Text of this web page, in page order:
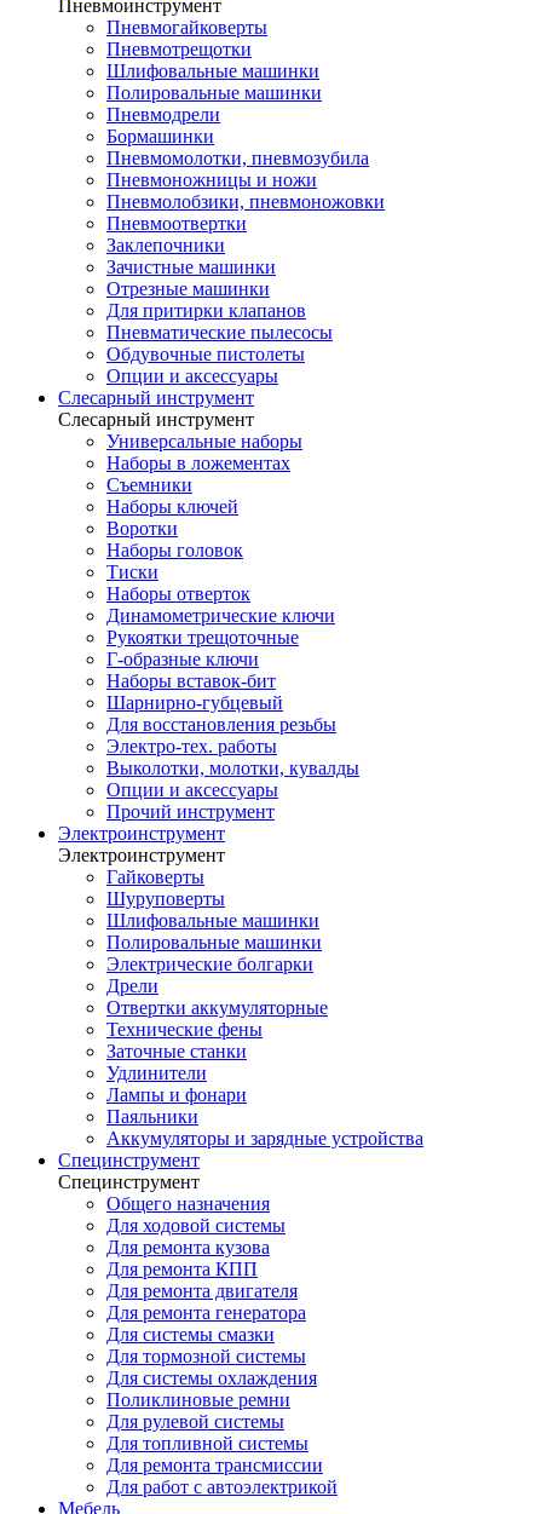
Пневмоинструмент
Пневмогайковерты
Пневмотрещотки
Шлифовальные машинки
Полировальные машинки
Пневмодрели
Бормашинки
Пневмомолотки, пневмозубила
Пневмоножницы и ножи
Пневмолобзики, пневмоножовки
Пневмоотвертки
Заклепочники
Зачистные машинки
Отрезные машинки
Для притирки клапанов
Пневматические пылесосы
Обдувочные пистолеты
Опции и аксессуары
Слесарный инструмент
Слесарный инструмент
Универсальные наборы
Наборы в ложементах
Съемники
Наборы ключей
Воротки
Наборы головок
Тиски
Наборы отверток
Динамометрические ключи
Рукоятки трещоточные
Г-образные ключи
Наборы вставок-бит
Шарнирно-губцевый
Для восстановления резьбы
Электро-тех. работы
Выколотки, молотки, кувалды
Опции и аксессуары
Прочий инструмент
Электроинструмент
Электроинструмент
Гайковерты
Шуруповерты
Шлифовальные машинки
Полировальные машинки
Электрические болгарки
Дрели
Отвертки аккумуляторные
Технические фены
Заточные станки
Удлинители
Лампы и фонари
Паяльники
Аккумуляторы и зарядные устройства
Специнструмент
Специнструмент
Общего назначения
Для ходовой системы
Для ремонта кузова
Для ремонта КПП
Для ремонта двигателя
Для ремонта генератора
Для системы смазки
Для тормозной системы
Для системы охлаждения
Поликлиновые ремни
Для рулевой системы
Для топливной системы
Для ремонта трансмиссии
Для работ с автоэлектрикой
Мебель